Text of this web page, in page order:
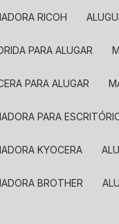
RICOH
PARA ALUGAR
PARA ALUGAR
PARA
KYOCERA
BROTHER